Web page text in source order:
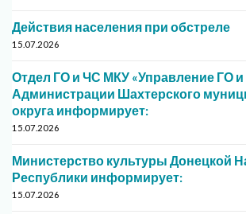
Действия населения при обстреле
15.07.2026
Отдел ГО и ЧС МКУ «Управление ГО
Администрации Шахтерского
округа информирует:
15.07.2026
Министерство культуры Донецкой
Республики информирует:
15.07.2026